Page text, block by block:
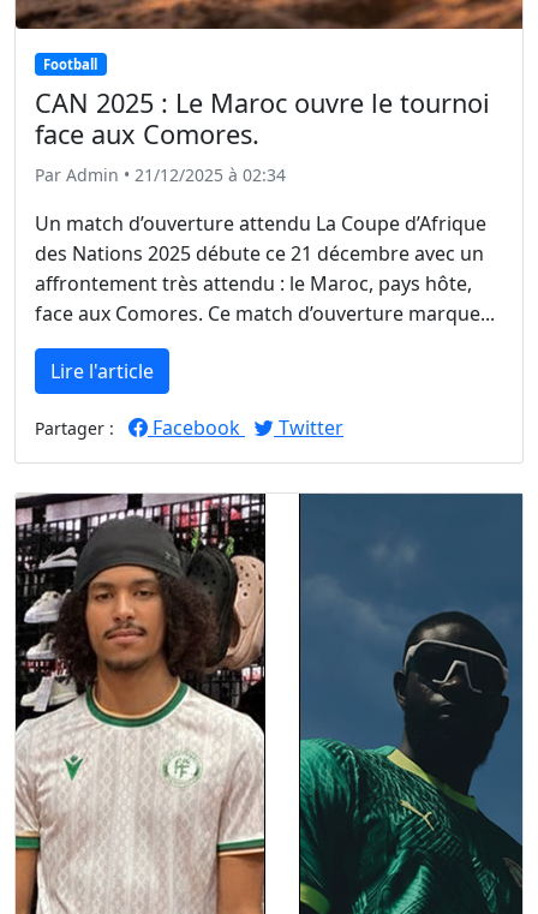
Football
CAN 2025 : Le Maroc ouvre le tournoi
face aux Comores.
Par Admin • 21/12/2025 à 02:34
Un match d’ouverture attendu La Coupe d’Afrique
des Nations 2025 débute ce 21 décembre avec un
affrontement très attendu : le Maroc, pays hôte,
face aux Comores. Ce match d’ouverture marque...
Lire l'article
Partager : Facebook Twitter